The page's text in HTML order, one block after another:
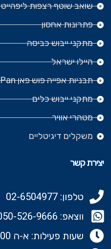
שואב שוטף רצפות ליפהייט
פתרונות אחסון
מתקני ייבוש כביסה
היילו ישראל
תבניות אפייה פוש פאן Push-Pan
מתקני ייבוש כלים
מטהרי אוויר
משקלים דיגיטליים
יצירת קשר
טלפון: 02-6504977
ווצאפ: 050-526-9666‬
שעות פעילות: א-ה 09:00-16:00